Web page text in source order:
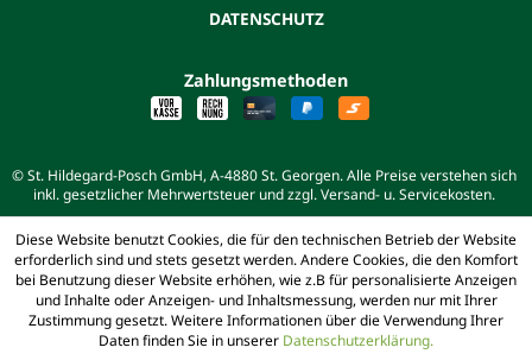
DATENSCHUTZ
Zahlungsmethoden
© St. Hildegard-Posch GmbH, A-4880 St. Georgen. Alle Preise verstehen sich
inkl. gesetzlicher Mehrwertsteuer und zzgl. Versand- u. Servicekosten.
Diese Website benutzt Cookies, die für den technischen Betrieb der Website
erforderlich sind und stets gesetzt werden. Andere Cookies, die den Komfort
bei Benutzung dieser Website erhöhen, wie z.B für personalisierte Anzeigen
und Inhalte oder Anzeigen- und Inhaltsmessung, werden nur mit Ihrer
Zustimmung gesetzt. Weitere Informationen über die Verwendung Ihrer
Daten finden Sie in unserer Datenschutzerklärung.